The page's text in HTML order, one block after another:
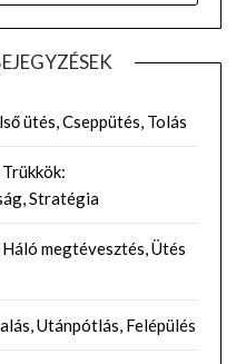
ütés, Cseppütés, Tolás
Stratégia
megtévesztés, Ütés
Utánpótlás, Felépülés